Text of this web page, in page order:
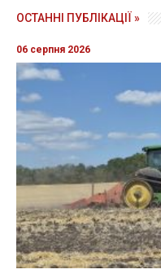
ОСТАННІ ПУБЛІКАЦІЇ »
06 серпня 2026